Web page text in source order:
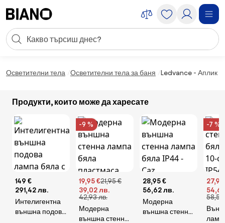
Търсене
Осветителни тела Осветителни тела за баня Ledvance - Аплик
Продукти, които може да харесате
149 €
291,42 лв.
Интелигентна
външна подова
-9 %
19,95 €21,95 €
39,02 лв.
42,93 лв.
Модерна
външна стенна
28,95 €
56,62 лв.
Модерна
външна стенна
-7 %
58,58